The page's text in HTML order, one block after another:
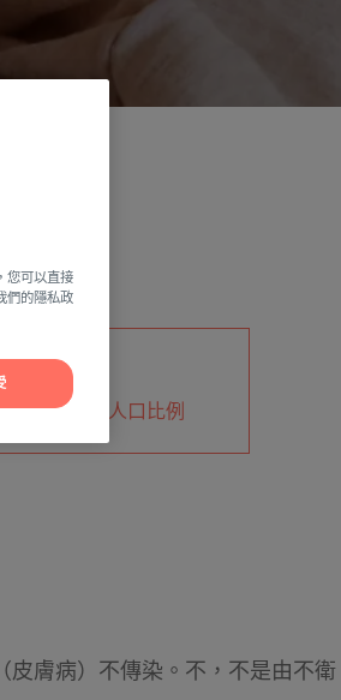
3%
屑病影響的人口比例
皮膚病）不傳染。不，不是由不衛
您可以直接
們的隱私政